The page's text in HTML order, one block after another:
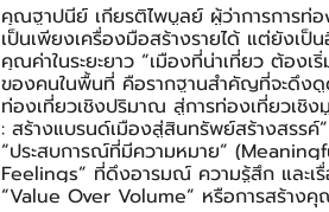
คุณฐาปนีย์ เกียรติไพบูลย์ ผู้ว่าการการท่อ
เป็นเพียงเครื่องมือสร้างรายได้ แต่ยังเ
คุณค่าในระยะยาว “เมืองที่น่าเที่ยว ต้อง
ของคนในพื้นที่ คือรากฐานสำคัญที่จะดึงดู
ท่องเที่ยวเชิงปริมาณ สู่การท่องเที่ยวเชิ
: สร้างแบรนด์เมืองสู่สินทรัพย์สร้างสรร
“ประสบการณ์ที่มีความหมาย”
Feelings” ที่ดึงอารมณ์ ความรู้สึก และเ
“Value Over Volume” หรือการสร้าง